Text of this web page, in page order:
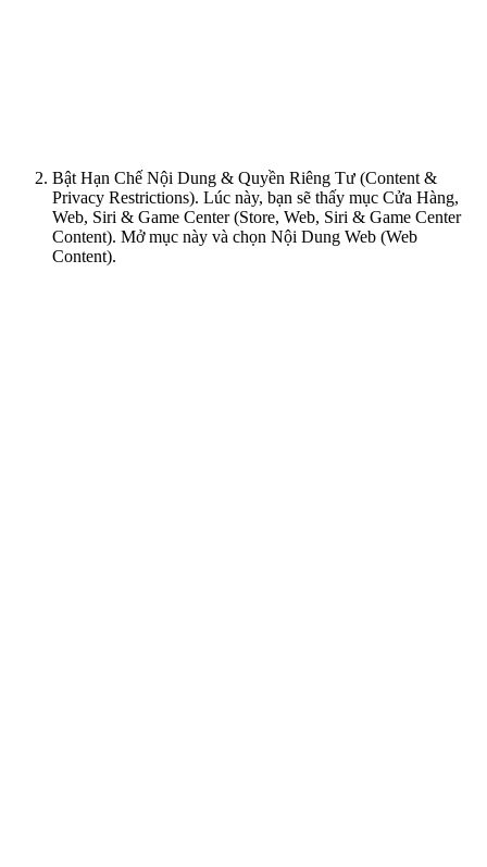
Bật Hạn Chế Nội Dung & Quyền Riêng Tư (Content &
Privacy Restrictions). Lúc này, bạn sẽ thấy mục Cửa Hàng,
Web, Siri & Game Center (Store, Web, Siri & Game Center
Content). Mở mục này và chọn Nội Dung Web (Web
Content).